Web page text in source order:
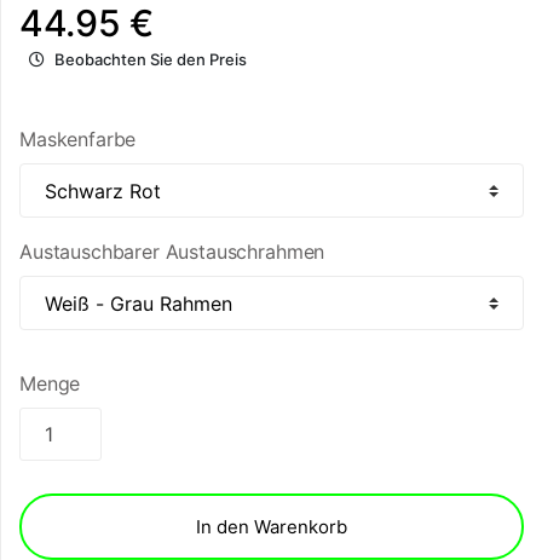
44.95 €
Beobachten Sie den Preis
Maskenfarbe
Austauschbarer Austauschrahmen
Menge
In den Warenkorb